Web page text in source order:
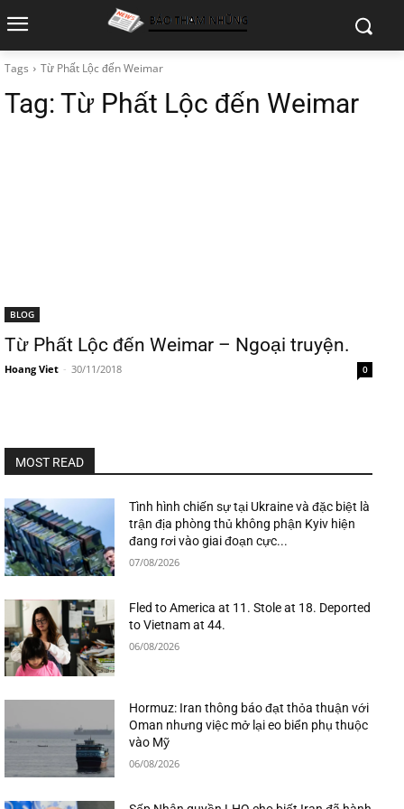
Tags Từ Phất Lộc đến Weimar
Tag: Từ Phất Lộc đến Weimar
BLOG
Từ Phất Lộc đến Weimar – Ngoại truyện.
Hoang Viet - 30/11/2018 0
MOST READ
Tình hình chiến sự tại Ukraine và đặc biệt là
trận địa phòng thủ không phận Kyiv hiện
đang rơi vào giai đoạn cực...
07/08/2026
Fled to America at 11. Stole at 18. Deported
to Vietnam at 44.
06/08/2026
Hormuz: Iran thông báo đạt thỏa thuận với
Oman nhưng việc mở lại eo biển phụ thuộc
vào Mỹ
06/08/2026